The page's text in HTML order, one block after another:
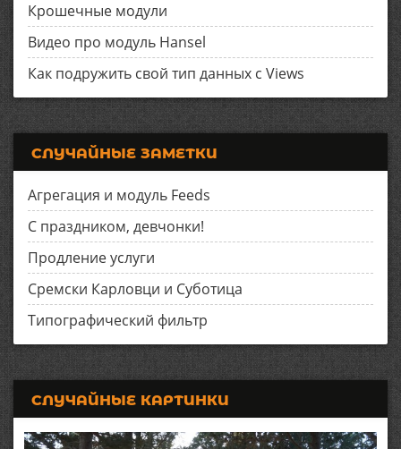
Крошечные модули
Видео про модуль Hansel
Как подружить свой тип данных с Views
СЛУЧАЙНЫЕ ЗАМЕТКИ
Агрегация и модуль Feeds
С праздником, девчонки!
Продление услуги
Сремски Карловци и Суботица
Типографический фильтр
СЛУЧАЙНЫЕ КАРТИНКИ